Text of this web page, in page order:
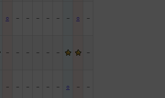
○ － － － － － － ○ －
－ － － － － － －
－ － － － － － ○ － －